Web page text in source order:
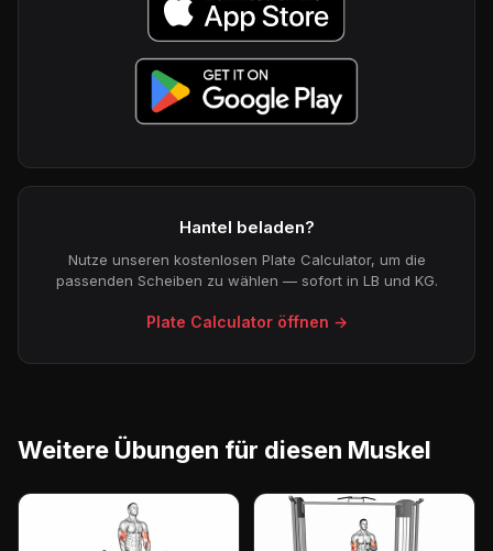
Hantel beladen?
Nutze unseren kostenlosen Plate Calculator, um die
passenden Scheiben zu wählen — sofort in LB und KG.
Plate Calculator öffnen →
Weitere Übungen für diesen Muskel